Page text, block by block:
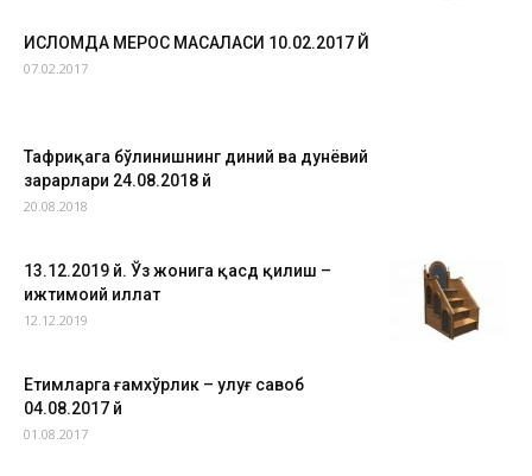
ИСЛОМДА МЕРОС МАСАЛАСИ 10.02.2017 Й
07.02.2017
Тафриқага бўлинишнинг диний ва дунёвий
зарарлари 24.08.2018 й
20.08.2018
13.12.2019 й. Ўз жонига қасд қилиш –
ижтимоий иллат
12.12.2019
Етимларга ғамхўрлик – улуғ савоб
04.08.2017 й
01.08.2017